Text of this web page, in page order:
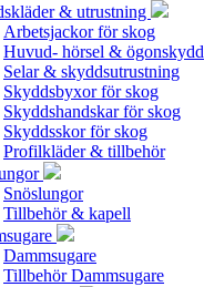
& utrustning
Arbetsjackor för skog
Huvud- hörsel & ögonskydd
Selar & skyddsutrustning
Skyddsbyxor för skog
Skyddshandskar för skog
Skyddsskor för skog
Profilkläder & tillbehör
Snöslungor
Tillbehör & kapell
Dammsugare
Tillbehör Dammsugare